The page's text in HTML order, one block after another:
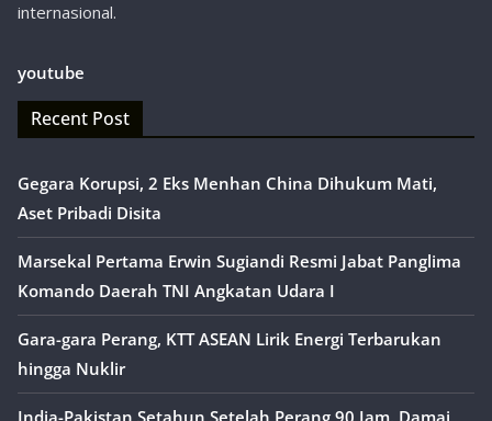
internasional.
youtube
Recent Post
Gegara Korupsi, 2 Eks Menhan China Dihukum Mati,
Aset Pribadi Disita
Marsekal Pertama Erwin Sugiandi Resmi Jabat Panglima
Komando Daerah TNI Angkatan Udara I
Gara-gara Perang, KTT ASEAN Lirik Energi Terbarukan
hingga Nuklir
India-Pakistan Setahun Setelah Perang 90 Jam, Damai